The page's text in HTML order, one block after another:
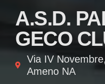
A.S.D.
GECO
Via IV
Ameno NA